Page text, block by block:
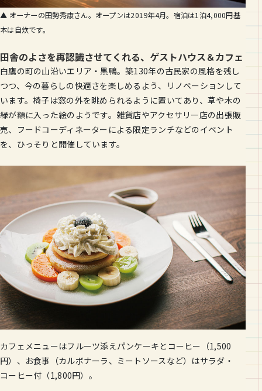
▲ オーナーの田勢秀康さん。オープンは2019年4月。宿泊は1泊4,000円基
本は自炊です。
田舎のよさを再認識させてくれる、ゲストハウス＆カフェ
白鷹の町の山沿いエリア・黒鴨。築130年の古民家の風格を残し
つつ、今の暮らしの快適さを楽しめるよう、リノベーションして
います。椅子は窓の外を眺められるように置いてあり、草や木の
緑が額に入った絵のようです。雑貨店やアクセサリー店の出張販
売、フードコーディネーターによる限定ランチなどのイベント
を、ひっそりと開催しています。
カフェメニューはフルーツ添えパンケーキとコーヒー（1,500
円）、お食事（カルボナーラ、ミートソースなど）はサラダ・
コーヒー付（1,800円）。